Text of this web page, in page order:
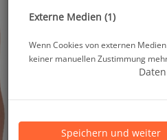
Externe Medien (1)
Wenn Cookies von externen
keiner manuellen Zustimmung
Speichern und weiter